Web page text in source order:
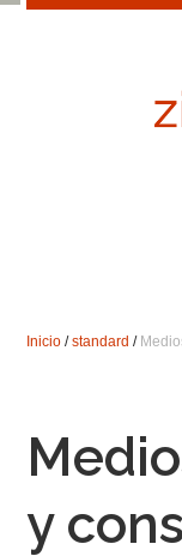
Inicio /standard /
y